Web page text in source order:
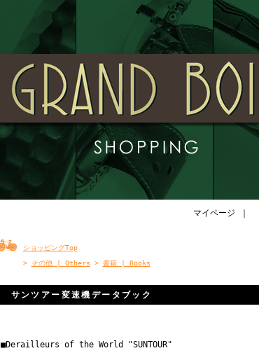
マイページ
ショッピングTop
>
その他 | Others > 書籍 | Books
サンツアー変速機データブック
■Derailleurs of the World "SUNTOUR"